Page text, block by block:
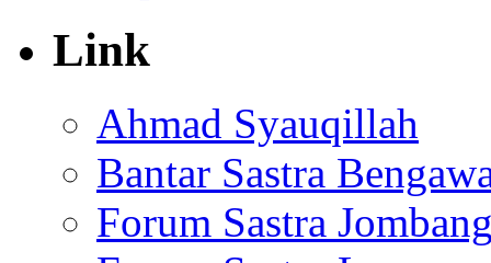
Link
Ahmad Syauqillah
Bantar Sastra
Forum Sastra